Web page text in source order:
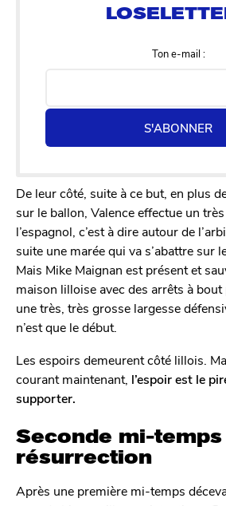
Ton e-mail :
S'ABONNER
De leur côté, suite à ce but, en plus
sur le ballon, Valence effectue un
l’espagnol, c’est à dire autour de
suite une marée qui va s’abattre sur
Mais Mike Maignan est présent et
maison lilloise avec des arrêts à
une très, très grosse largesse
n’est que le début.
Les espoirs demeurent côté lillois.
courant maintenant, l’espoir est le
supporter.
Seconde mi-temps
résurrection
Après une première mi-temps